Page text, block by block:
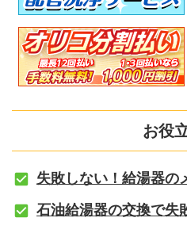
お役
失敗しない！給湯器の
石油給湯器の交換で失